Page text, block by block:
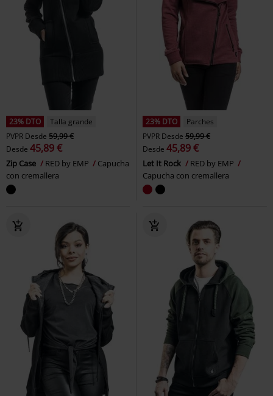
23% DTO
Talla grande
PVPR Desde 59,99 €
Desde 45,89 €
Zip Case RED by EMP
Capucha
con cremallera
23% DTO
Parches
PVPR Desde 59,99 €
Desde 45,89 €
Let It Rock
RED by EMP
Capucha con cremallera